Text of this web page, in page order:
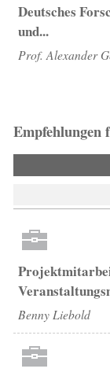
Deutsches
und...
Prof. Alexander
Empfehlungen
Benny Liebold